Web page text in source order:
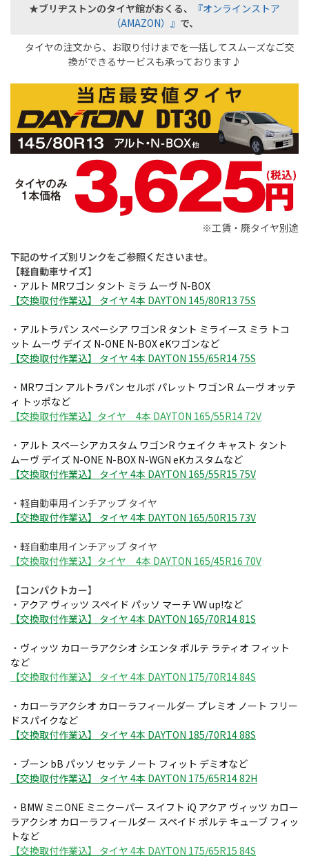
★ブリヂストンのタイヤ館がおくる、
『オンラインストア
（AMAZON）』 で、
タイヤの注文から、お取り付けまでを一括してスムーズなご交
換ができるサービスも承っております♪
※工賃・廃タイヤ別途
下記のサイズ別リンクをご参照くださいませ。
【軽自動車サイズ】
・ アルト MRワゴン タント ミラ ムーヴ N-BOX
【交換取付作業込】 タイヤ 4本 DAYTON 145/80R13 75S
・ アルトラパン スペーシア ワゴンR タント ミライース ミラ トコ
ット ムーヴ デイズ N-ONE N-BOX eKワゴンなど
【交換取付作業込】 タイヤ 4本 DAYTON 155/65R14 75S
・ MRワゴン アルトラパン セルボ パレット ワゴンR ムーヴ オッテ
ィ トッポなど
【交換取付作業込】タイヤ 4本 DAYTON 165/55R14 72V
・ アルト スペーシアカスタム ワゴンR ウェイク キャスト タント
ムーヴ デイズ N-ONE N-BOX N-WGN eKカスタムなど
【交換取付作業込】 タイヤ 4本 DAYTON 165/55R15 75V
・軽自動車用インチアップ タイヤ
【交換取付作業込】 タイヤ 4本 DAYTON 165/50R15 73V
・軽自動車用インチアップ タイヤ
【交換取付作業込】タイヤ 4本 DAYTON 165/45R16 70V
【コンパクトカー】
・ アクア ヴィッツ スペイド パッソ マーチ VW up!など
【交換取付作業込】 タイヤ 4本 DAYTON 165/70R14 81S
・ ヴィッツ カローラアクシオ シエンタ ポルテ ラティオ フィット
など
【交換取付作業込】 タイヤ 4本 DAYTON 175/70R14 84S
・ カローラアクシオ カローラフィールダー プレミオ ノート フリー
ドスパイクなど
【交換取付作業込】 タイヤ 4本 DAYTON 185/70R14 88S
・ ブーン bB パッソ セッテ ノート フィット デミオなど
【交換取付作業込】 タイヤ 4本 DAYTON 175/65R14 82H
・ BMW ミニONE ミニクーパー スイフト iQ アクア ヴィッツ カロー
ラアクシオ カローラフィールダー スペイド ポルテ キューブ フィッ
トなど
【交換取付作業込】 タイヤ 4本 DAYTON 175/65R15 84S